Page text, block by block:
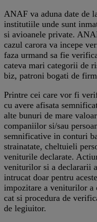
ANAF va aduna date de
institutiile unde sunt
si avioanele private.
cazul carora va incepe
faza urmand sa fie
cateva mari categorii de
biz, patroni bogati de
Printre cei care vor fi
cu avere afisata
alte bunuri de mare
companiilor si/sau
semnificative in conturi
strainatate, cheltuieli
veniturile declarate.
veniturilor si a declararii
intrucat doar pentru
impozitare a veniturilor a
cat si procedura de
de legiuitor.